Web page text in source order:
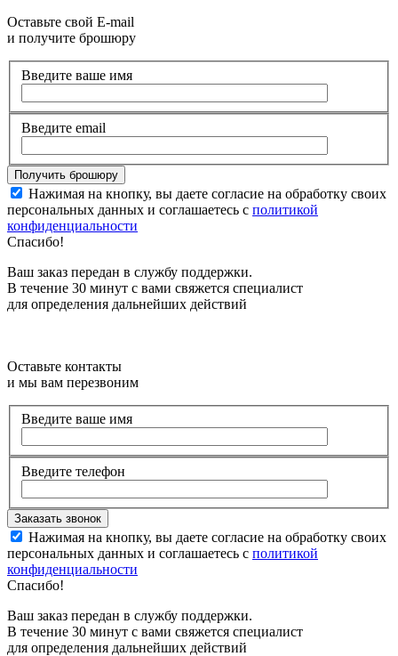
Оставьте свой E-mail
и получите брошюру
Введите ваше имя
Введите email
Нажимая на кнопку, вы даете согласие на обработку своих
персональных данных и соглашаетесь с политикой
конфиденциальности
Спасибо!
Ваш заказ передан в службу поддержки.
В течение 30 минут с вами свяжется специалист
для определения дальнейших действий
Оставьте контакты
и мы вам перезвоним
Введите ваше имя
Введите телефон
Нажимая на кнопку, вы даете согласие на обработку своих
персональных данных и соглашаетесь с политикой
конфиденциальности
Спасибо!
Ваш заказ передан в службу поддержки.
В течение 30 минут с вами свяжется специалист
для определения дальнейших действий